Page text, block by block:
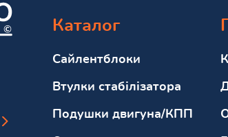
Каталог
Сайлентблоки
Втулки стабілізатора
Подушки двигуна/КПП